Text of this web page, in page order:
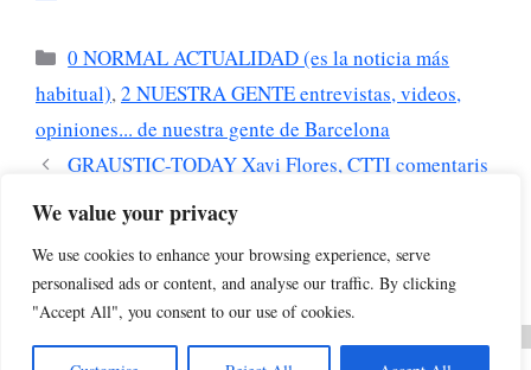
We value your privacy
We use cookies to enhance your browsing experience, serve
personalised ads or content, and analyse our traffic. By clicking
"Accept All", you consent to our use of cookies.
Categorías
0 NORMAL ACTUALIDAD (es la noticia más
habitual),2 NUESTRA GENTE entrevistas, videos,
opiniones... de nuestra gente de Barcelona
GRAUSTIC-TODAY Xavi Flores, CTTI comentaris
sobre el MWC
consultas utilizando Gemini 2.0